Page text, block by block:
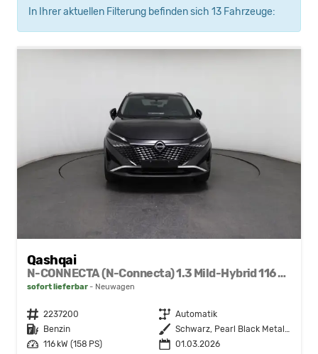
In Ihrer aktuellen Filterung befinden sich 13 Fahrzeuge:
Qashqai
N-CONNECTA (N-Connecta) 1.3 Mild-Hybrid 116 kW (158 PS) X-tronic 2WD
sofort lieferbar Neuwagen
Fahrzeugnr. 2237200 Getriebe Automatik
Kraftstoff
Benzin Außenfarbe
Leistung
116 kW (158 PS) 01.03.2026